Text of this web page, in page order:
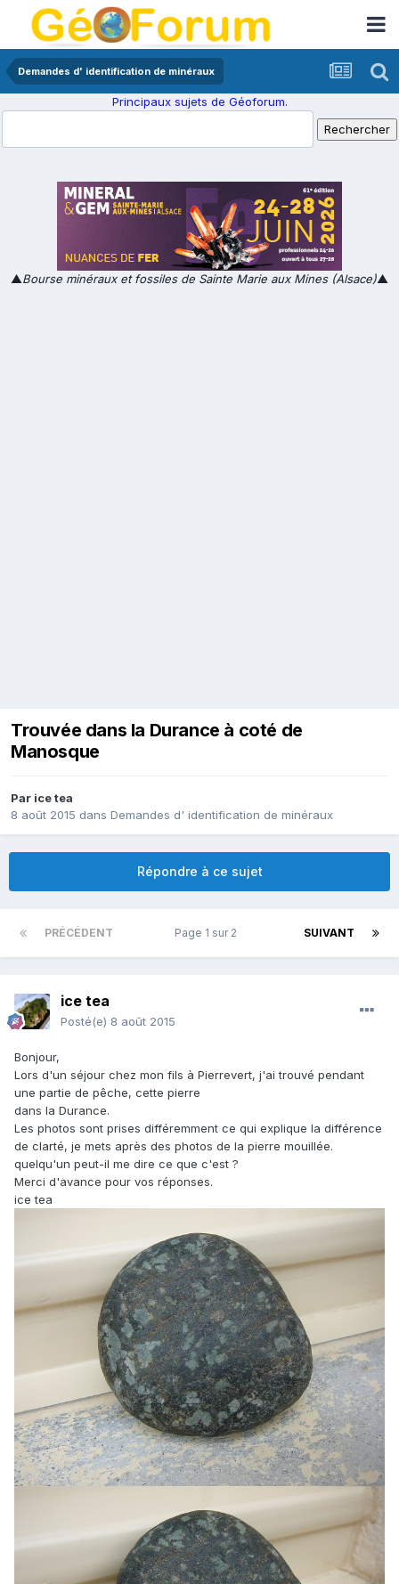
Demandes d' identification de minéraux
Principaux sujets de Géoforum.
▲Bourse minéraux et fossiles de Sainte Marie aux Mines (Alsace)▲
Trouvée dans la Durance à coté de
Manosque
Par ice tea
8 août 2015 dans Demandes d' identification de minéraux
Répondre à ce sujet
PRÉCÉDENT SUIVANT
Page 1 sur 2
ice tea
Posté(e) 8 août 2015
Bonjour,
Lors d'un séjour chez mon fils à Pierrevert, j'ai trouvé pendant
une partie de pêche, cette pierre
dans la Durance.
Les photos sont prises différemment ce qui explique la différence
de clarté, je mets après des photos de la pierre mouillée.
quelqu'un peut-il me dire ce que c'est ?
Merci d'avance pour vos réponses.
ice tea